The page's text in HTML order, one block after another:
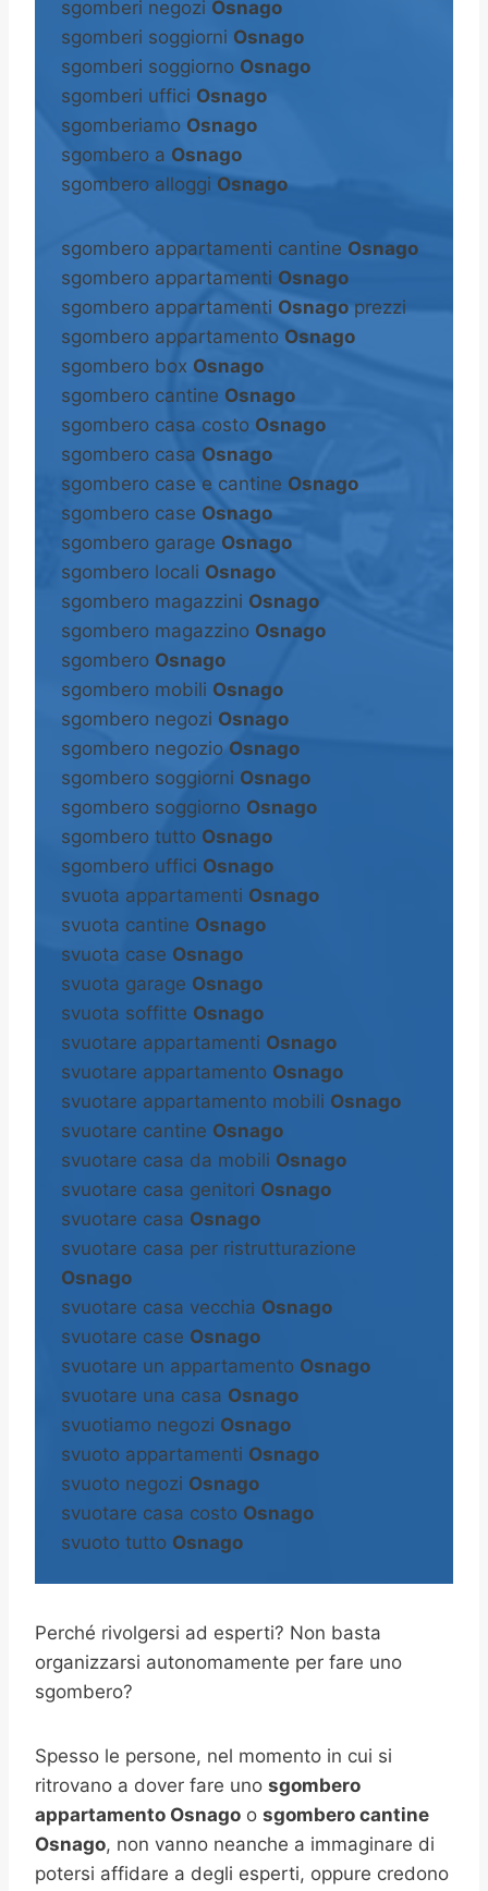
sgomberi negozi Osnago
sgomberi soggiorni Osnago
sgomberi soggiorno Osnago
sgomberi uffici Osnago
sgomberiamo Osnago
sgombero a Osnago
sgombero alloggi Osnago
sgombero appartamenti cantine Osnago
sgombero appartamenti Osnago
sgombero appartamenti Osnago prezzi
sgombero appartamento Osnago
sgombero box Osnago
sgombero cantine Osnago
sgombero casa costo Osnago
sgombero casa Osnago
sgombero case e cantine Osnago
sgombero case Osnago
sgombero garage Osnago
sgombero locali Osnago
sgombero magazzini Osnago
sgombero magazzino Osnago
sgombero Osnago
sgombero mobili Osnago
sgombero negozi Osnago
sgombero negozio Osnago
sgombero soggiorni Osnago
sgombero soggiorno Osnago
sgombero tutto Osnago
sgombero uffici Osnago
svuota appartamenti Osnago
svuota cantine Osnago
svuota case Osnago
svuota garage Osnago
svuota soffitte Osnago
svuotare appartamenti Osnago
svuotare appartamento Osnago
svuotare appartamento mobili Osnago
svuotare cantine Osnago
svuotare casa da mobili Osnago
svuotare casa genitori Osnago
svuotare casa Osnago
svuotare casa per ristrutturazione
Osnago
svuotare casa vecchia Osnago
svuotare case Osnago
svuotare un appartamento Osnago
svuotare una casa Osnago
svuotiamo negozi Osnago
svuoto appartamenti Osnago
svuoto negozi Osnago
svuotare casa costo Osnago
svuoto tutto Osnago
Perché rivolgersi ad esperti? Non basta
organizzarsi autonomamente per fare uno
sgombero?
Spesso le persone, nel momento in cui si
ritrovano a dover fare uno sgombero
appartamento Osnago o sgombero cantine
Osnago, non vanno neanche a immaginare di
potersi affidare a degli esperti, oppure credono